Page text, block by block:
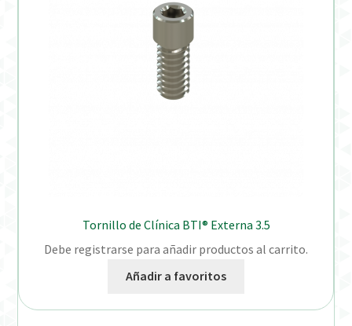
Tornillo de Clínica BTI® Externa 3.5
Debe registrarse para añadir productos al carrito.
Añadir a favoritos